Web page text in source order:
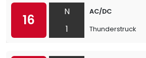
16
N
1
AC/DC
Thunderstruck